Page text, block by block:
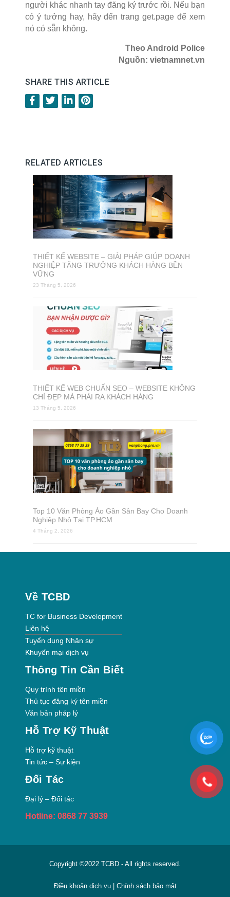
người khác nhanh tay đăng ký trước rồi. Nếu bạn
có ý tưởng hay, hãy đến trang get.page để xem
nó có sẵn không.
Theo Android Police
Nguồn: vietnamnet.vn
SHARE THIS ARTICLE
RELATED ARTICLES
THIẾT KẾ WEBSITE – GIẢI PHÁP GIÚP DOANH
NGHIỆP TĂNG TRƯỞNG KHÁCH HÀNG BỀN
VỮNG
23 Tháng 5, 2026
THIẾT KẾ WEB CHUẨN SEO – WEBSITE KHÔNG
CHỈ ĐẸP MÀ PHẢI RA KHÁCH HÀNG
13 Tháng 5, 2026
Top 10 Văn Phòng Ảo Gần Sân Bay Cho Doanh
Nghiệp Nhỏ Tại TP.HCM
4 Tháng 2, 2026
Về TCBD
TC for Business Development
Liên hệ
Tuyển dụng Nhân sự
Khuyến mại dịch vụ
Thông Tin Cần Biết
Quy trình tên miền
Thủ tục đăng ký tên miền
Văn bản pháp lý
Hỗ Trợ Kỹ Thuật
Hỗ trợ kỹ thuật
Tin tức – Sự kiện
Đối Tác
Đại lý – Đối tác
Hotline: 0868 77 3939
Copyright ©2022 TCBD - All rights reserved.
Điều khoản dịch vụ Chính sách bảo mật